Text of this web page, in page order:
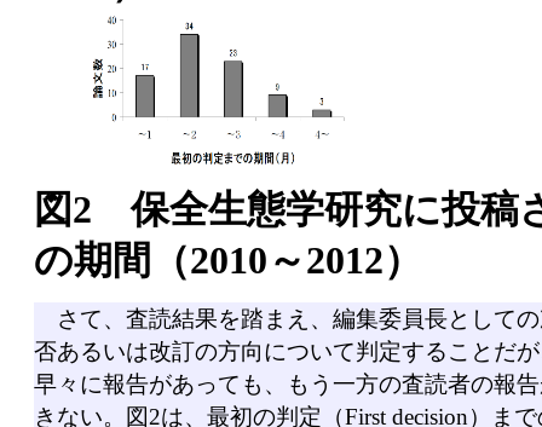
図2 保全生態学研究に投稿
の期間（2010～2012）
さて、査読結果を踏まえ、編集委員長として
否あるいは改訂の方向について判定することだ
早々に報告があっても、もう一方の査読者の報
きない。図2は、最初の判定（First decision）ま